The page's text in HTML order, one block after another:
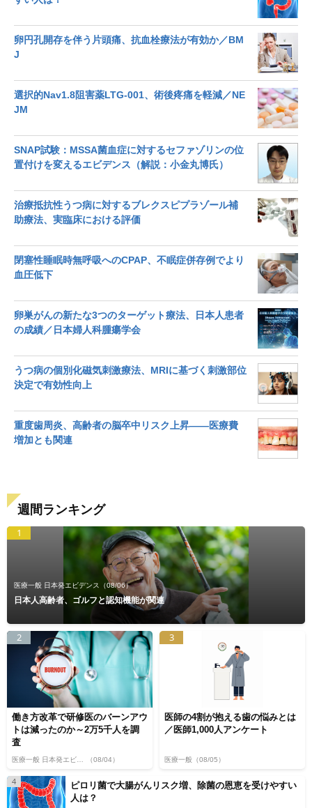
卵円孔開存を伴う片頭痛、抗血栓療法が有効か／BM
J
選択的Nav1.8阻害薬LTG-001、術後疼痛を軽減／NE
JM
SNAP試験：MSSA菌血症に対するセファゾリンの位
置付けを変えるエビデンス（解説：小金丸博氏）
治療抵抗性うつ病に対するブレクスピプラゾール補
助療法、実臨床における評価
閉塞性睡眠時無呼吸へのCPAP、不眠症併存例でより
血圧低下
卵巣がんの新たな3つのターゲット療法、日本人患者
の成績／日本婦人科腫瘍学会
うつ病の個別化磁気刺激療法、MRIに基づく刺激部位
決定で有効性向上
重度歯周炎、高齢者の脳卒中リスク上昇――医療費
増加とも関連
週間ランキング
1
医療一般 日本発エビデンス （08/06）
日本人高齢者、ゴルフと認知機能が関連
2
働き方改革で研修医のバーンアウ
トは減ったのか～2万5千人を調
査
（08/04）
3
医師の4割が抱える歯の悩みとは
／医師1,000人アンケート
医療一般 （08/05）
4
ピロリ菌で大腸がんリスク増、除菌の恩恵を受けやすい
人は？